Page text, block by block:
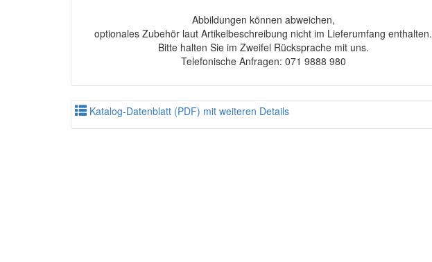
Abbildungen können abweichen,
optionales Zubehör laut Artikelbeschreibung nicht im Lieferumfang enthalten.
Bitte halten Sie im Zweifel Rücksprache mit uns.
Telefonische Anfragen: 071 9888 980
Katalog-Datenblatt (PDF) mit weiteren Details